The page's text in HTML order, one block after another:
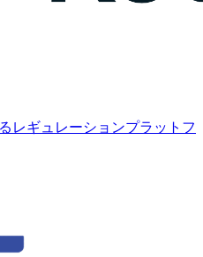
レギュレーションプラットフ